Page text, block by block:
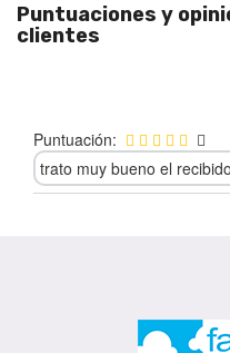
Puntuaciones y
clientes
Puntuación:
trato muy bueno el